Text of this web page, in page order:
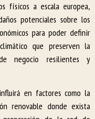
físicos a escala europea,
potenciales sobre los
para poder definir
que preserven la
negocio resilientes y
en factores como la
renovable donde exista